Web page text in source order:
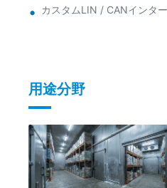
カスタムLIN / CANインタ
用途分野